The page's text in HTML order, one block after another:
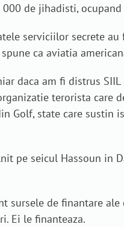
000 de jihadisti,
serviciilor secrete
ca aviatia
daca am fi distrus
terorista
Golf, state care sustin
pe seicul Hassoun in
sursele de finantare
Ei le finanteaza.